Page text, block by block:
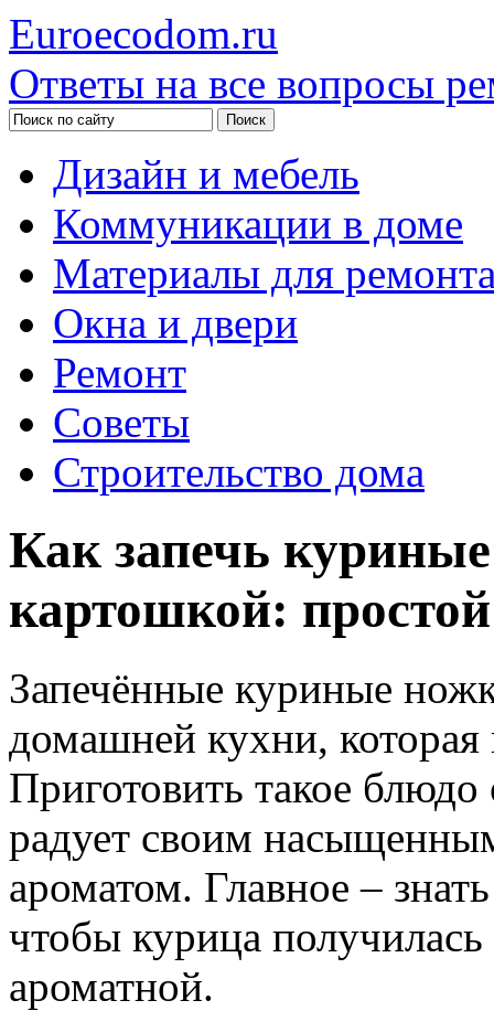
Euroecodom.ru
Ответы на все вопросы
Дизайн и мебель
Коммуникации в доме
Материалы для
Окна и двери
Ремонт
Советы
Строительство дома
Как запечь
картошкой:
Запечённые куриные
домашней кухни,
Приготовить такое блюдо
радует своим
ароматом. Главное –
чтобы курица
ароматной.